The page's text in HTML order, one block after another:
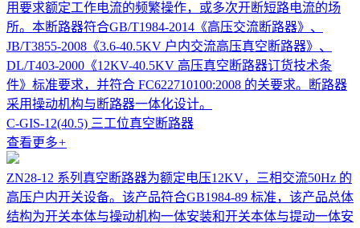
用要求额定工作电流的频繁操作，或多次开断短路电流的场
所。本断路器符合GB/T1984-2014《高压交流断路器》、
JB/T3855-2008《3.6-40.5KV 户内交流高压真空断路器》、
DL/T403-2000《12KV-40.5KV 高压真空断路器订货技术条
件》标准要求，并符合 FC622710100:2008 的关要求。断路器
采用操动机构与断路器一体化设计。
C-GIS-12(40.5) 三工位真空断路器
查看更多+
ZN28-12 系列真空断路器为额定电压12KV，三相交流50Hz 的
高压户内开关设备。该产品符合GB1984-89 标准，该产品总体
结构为开关本体与操动机构一体安装和开关本体与提动一体安